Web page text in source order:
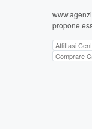
propone
Affittasi
Comprare